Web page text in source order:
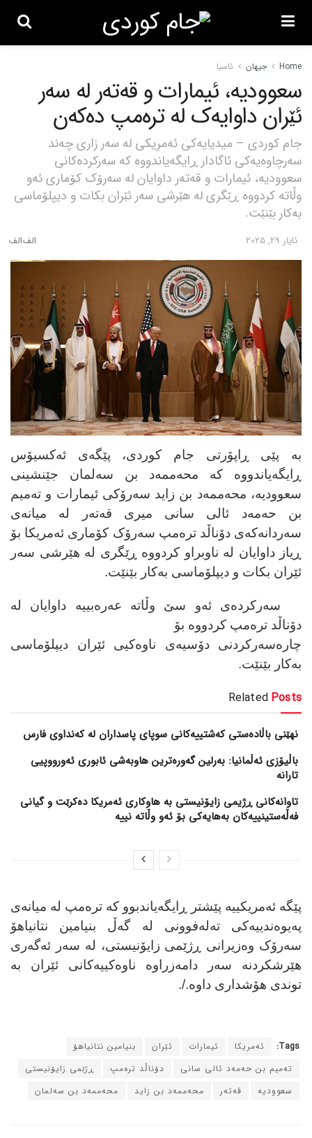
Home جیهان ئاسیا
سعوودیە، ئیمارات و قەتەر لە سەر
ئێران داوایەک لە ترەمپ دەکەن
جام کوردی – میدیایەکی ئەمریکی لە سەر زاری چەند
سەرچاوەیەکی ئاگادار ڕایگەیاندووە کە سەرکردەکانی
سعوودیە، ئیمارات و قەتەر داوایان لە سەرۆک کۆماری ئەو
وڵاتە کردووە ڕێگری لە هێرشی سەر ئێران بکات و دیپلۆماسی
بەکار بێنێت.
ئایار 29, 2025
بە پێی ڕاپۆرتی جام کوردی، پێگەی ئەکسیۆس
ڕایگەیاندووە کە محەممەد بن سەلمان جێنشینی
سعوودیە، محەممەد بن زاید سەرۆکی ئیمارات و تەمیم
بن حەمەد ئالی سانی میری قەتەر لە میانەی
سەردانەکەی دۆناڵد ترەمپ سەرۆک کۆماری ئەمریکا بۆ
ڕیاز داوایان لە ناوبراو کردووە ڕێگری لە هێرشی سەر
ئێران بکات و دیپلۆماسی بەکار بێنێت.
سەرکردەی ئەو سێ وڵاتە عەرەبییە داوایان لە
دۆناڵد ترەمپ کردووە بۆ
چارەسەرکردنی دۆسیەی ناوەکیی ئێران دیپلۆماسی
بەکار بێنێت.
Related Posts
نهێنی باڵادەستی کەشتییەکانی سوپای پاسداران لە کەنداوی فارس
باڵیۆزی ئەڵمانیا: بەرلین گەورەترین هاوبەشی ئابوری ئەورووپیی
تارانە
تاوانەکانی ڕژیمی زایۆنیستی بە هاوکاری ئەمریکا دەکرێت و گیانی
فەڵەستینییەکان بەهایەکی بۆ ئەو وڵاتە نییە
پێگە ئەمریکییە پێشتر ڕایگەیاندبوو کە ترەمپ لە میانەی
پەیوەندییەکی تەلەفوونی لە گەڵ بنیامین نتانیاهۆ
سەرۆک وەزیرانی ڕژێمی زایۆنیستی، لە سەر ئەگەری
هێرشکردنە سەر دامەزراوە ناوەکییەکانی ئێران بە
توندی هۆشداری داوە./.
Tags: ئەمریکا ئیمارات ئێران
بنیامین نتانیاهۆ
تەمیم بن حەمەد ئالی سانی
دۆناڵد ترەمپ
ڕژێمی زایۆنیستی
سعوودیە
قەتەر محەممەد بن زاید محەممەد بن سەلمان